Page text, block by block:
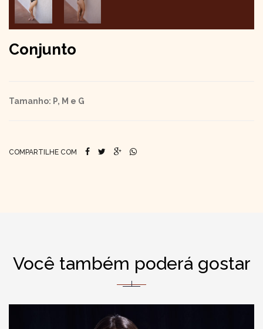
Conjunto
Tamanho: P, M e G
COMPARTILHE COM
Você também poderá gostar